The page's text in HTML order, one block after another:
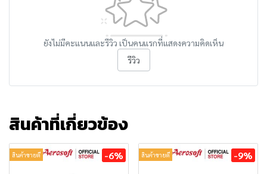
ยังไม่มีคะแนนและรีวิว เป็นคนแรกที่แสดงความคิดเห็น
รีวิว
สินค้าที่เกี่ยวข้อง
สินค้าขายดี -6% สินค้าขายดี -9%